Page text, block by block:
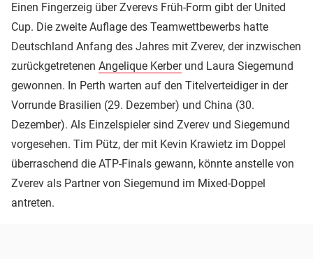
Einen Fingerzeig über Zverevs Früh-Form gibt der United
Cup. Die zweite Auflage des Teamwettbewerbs hatte
Deutschland Anfang des Jahres mit Zverev, der inzwischen
zurückgetretenen Angelique Kerberund Laura Siegemund
gewonnen. In Perth warten auf den Titelverteidiger in der
Vorrunde Brasilien (29. Dezember) und China (30.
Dezember). Als Einzelspieler sind Zverev und Siegemund
vorgesehen. Tim Pütz, der mit Kevin Krawietz im Doppel
überraschend die ATP-Finals gewann, könnte anstelle von
Zverev als Partner von Siegemund im Mixed-Doppel
antreten.